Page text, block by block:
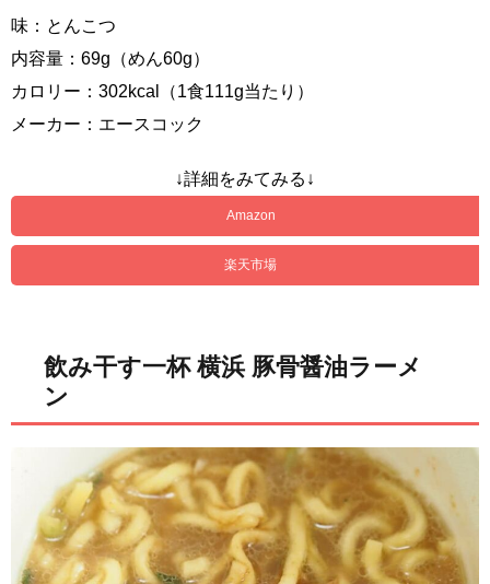
味：とんこつ
内容量：69g（めん60g）
カロリー：302kcal（1食111g当たり）
メーカー：エースコック
↓詳細をみてみる↓
Amazon
楽天市場
飲み干す一杯 横浜 豚骨醤油ラーメ
ン